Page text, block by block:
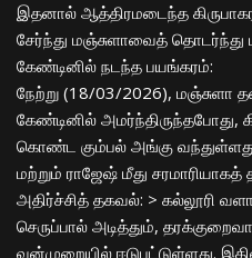
இதனால் ஆத்திரமடைந்த
சேர்ந்து மஞ்சுளாவைத் தொடர்ந்து
​கேண்டினில் நடந்த பயங்கரம்:
​நேற்று (18/03/2026), மஞ்சுளா
கேண்டினில் அமர்ந்திருந்தபோது,
கொண்ட கும்பல் அங்கு
மற்றும் ராஜேஷ் மீது
​அதிர்ச்சித் தகவல்: > கல்லூரி
செருப்பால் அடித்தும்,
வன்முறையில் ஈடுபட்டுள்ளது.